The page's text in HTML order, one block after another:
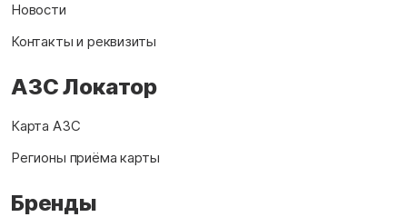
Новости
Контакты и реквизиты
АЗС Локатор
Карта АЗС
Регионы приёма карты
Бренды